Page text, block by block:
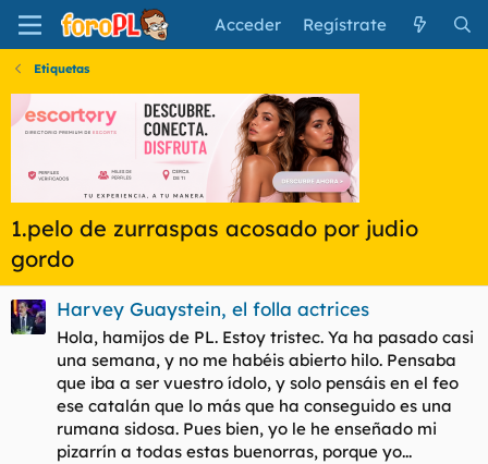
Acceder Regístrate
Etiquetas
1.pelo de zurraspas acosado por judio
gordo
Harvey Guaystein, el folla actrices
Hola, hamijos de PL. Estoy tristec. Ya ha pasado casi
una semana, y no me habéis abierto hilo. Pensaba
que iba a ser vuestro ídolo, y solo pensáis en el feo
ese catalán que lo más que ha conseguido es una
rumana sidosa. Pues bien, yo le he enseñado mi
pizarrín a todas estas buenorras, porque yo...